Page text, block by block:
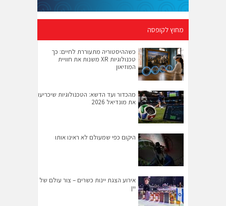
מחוץ לקופסה
כשההיסטוריה מתעוררת לחיים: כך
טכנולוגיות XR משנות את חוויית
המוזיאון
מהכדור ועד הדשא: הטכנולוגיות שיכריעו
את מונדיאל 2026
היקום כפי שמעולם לא ראינו אותו
אירוע הצגת יינות כשרים – צור עולם של
יין